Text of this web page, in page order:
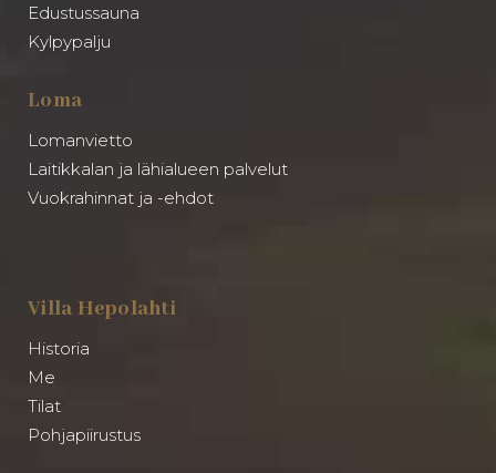
Edustussauna
Kylpypalju
Loma
Lomanvietto
Laitikkalan ja lähialueen palvelut
Vuokrahinnat ja -ehdot
Villa Hepolahti
Historia
Me
Tilat
Pohjapiirustus